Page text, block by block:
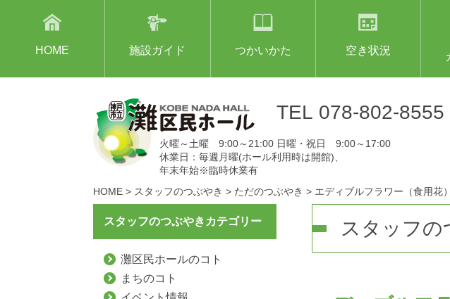
HOME 施設ガイド つかいかた 空き状況
TEL 078-802-8555
火曜～土曜 9:00～21:00 日曜・祝日 9:00～17:00
休業日：毎週月曜(ホール利用時は開館)、
年末年始※臨時休業有
HOME > スタッフのつぶやき > ただのつぶやき > エディブルフラワー（食用花
スタッフの
スタッフのつぶやきカテゴリー
灘区民ホールのコト
まちのコト